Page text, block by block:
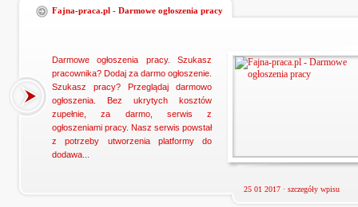
Fajna-praca.pl - Darmowe ogłoszenia pracy
Darmowe ogłoszenia pracy. Szukasz
pracownika? Dodaj za darmo ogłoszenie.
Szukasz pracy? Przeglądaj darmowo
ogłoszenia. Bez ukrytych kosztów
zupełnie, za darmo, serwis z
ogłoszeniami pracy. Nasz serwis powstał
z potrzeby utworzenia platformy do
dodawa...
25 01 2017 · szczegóły wpisu